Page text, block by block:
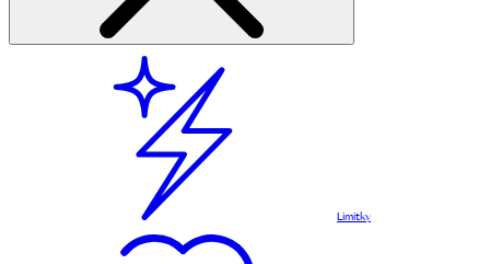
Limitky